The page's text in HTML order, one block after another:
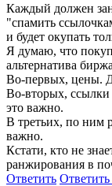
Каждый должен
"спамить
и будет окупать
Я думаю, что
альтернатива
Во-первых, цены.
Во-вторых, ссылки
это важно.
В третьих, по ним
важно.
Кстати, кто не
ранжирования в
Ответить